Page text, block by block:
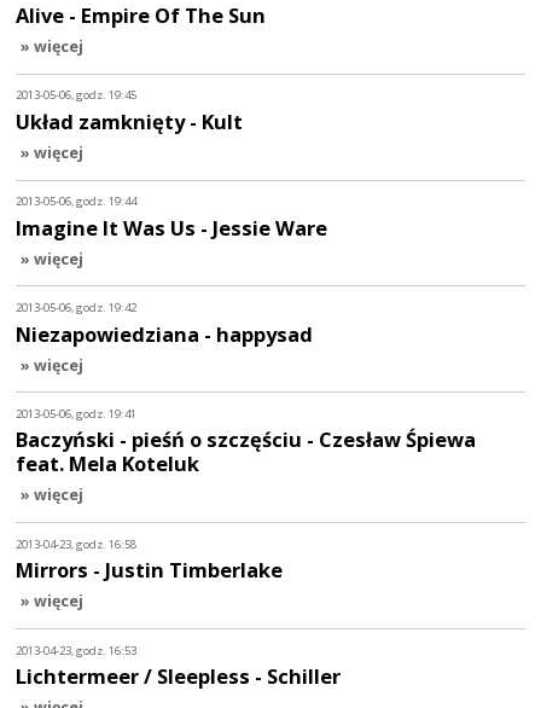
Alive - Empire Of The Sun
» więcej
2013-05-06, godz. 19:45
Układ zamknięty - Kult
» więcej
2013-05-06, godz. 19:44
Imagine It Was Us - Jessie Ware
» więcej
2013-05-06, godz. 19:42
Niezapowiedziana - happysad
» więcej
2013-05-06, godz. 19:41
Baczyński - pieśń o szczęściu - Czesław Śpiewa
feat. Mela Koteluk
» więcej
2013-04-23, godz. 16:58
Mirrors - Justin Timberlake
» więcej
2013-04-23, godz. 16:53
Lichtermeer / Sleepless - Schiller